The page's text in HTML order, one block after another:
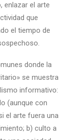
enlazar el arte
que
el tiempo de
donde la
se muestra
informativo:
(aunque con
el arte fuera una
b) culto a